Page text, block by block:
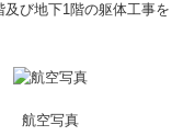
び地下1階の躯体工事を
航空写真